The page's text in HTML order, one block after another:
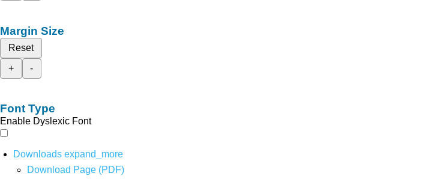
Margin Size
Reset
+
-
Font Type
Enable Dyslexic Font
Downloads expand_more
Download Page (PDF)